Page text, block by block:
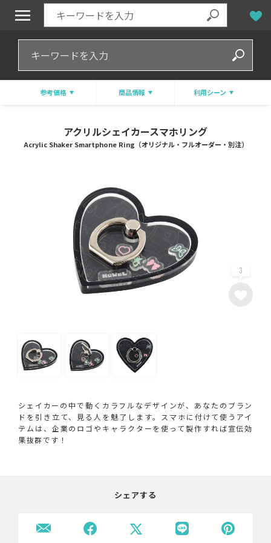
参考価格 商品情報 利用シーン
アクリルシェイカースマホリング
Acrylic Shaker Smartphone Ring（オリジナル・フルオーダー・別注）
3
シェイカーの中で動くカラフルなデザインが、あなたのブラン
ドを引き立て、見る人を魅了します。スマホに付けて使うアイ
テムは、企業のロゴやキャラクターを使って製作すれば宣伝効
果抜群です！
シェアする